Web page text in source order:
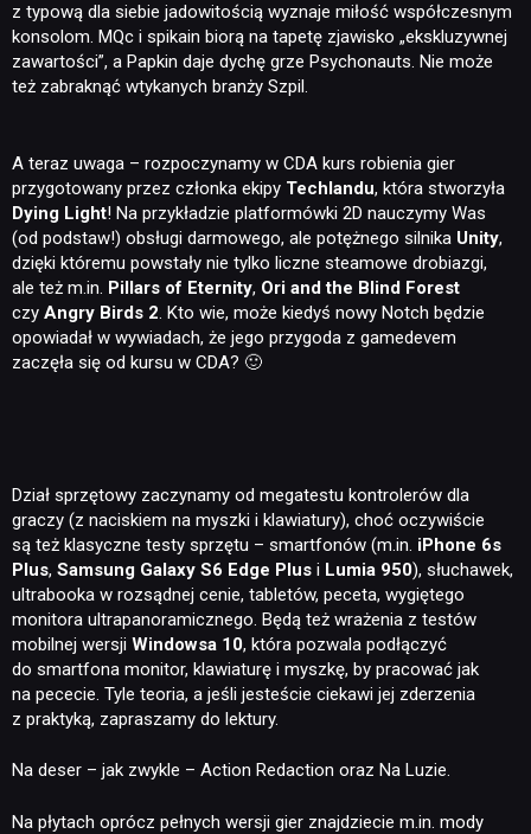
z typową dla siebie jadowitością wyznaje miłość współczesnym
konsolom. MQc i spikain biorą na tapetę zjawisko „ekskluzywnej
zawartości”, a Papkin daje dychę grze Psychonauts. Nie może
też zabraknąć wtykanych branży Szpil.
A teraz uwaga – rozpoczynamy w CDA kurs robienia gier
przygotowany przez członka ekipy Techlandu, która stworzyła
Dying Light! Na przykładzie platformówki 2D nauczymy Was
(od podstaw!) obsługi darmowego, ale potężnego silnika Unity,
dzięki któremu powstały nie tylko liczne steamowe drobiazgi,
ale też m.in. Pillars of Eternity, Ori and the Blind Forest
czy Angry Birds 2. Kto wie, może kiedyś nowy Notch będzie
opowiadał w wywiadach, że jego przygoda z gamedevem
zaczęła się od kursu w CDA? 🙂
Dział sprzętowy zaczynamy od megatestu kontrolerów dla
graczy (z naciskiem na myszki i klawiatury), choć oczywiście
są też klasyczne testy sprzętu – smartfonów (m.in. iPhone 6s
Plus, Samsung Galaxy S6 Edge Plus i Lumia 950), słuchawek,
ultrabooka w rozsądnej cenie, tabletów, peceta, wygiętego
monitora ultrapanoramicznego. Będą też wrażenia z testów
mobilnej wersji Windowsa 10, która pozwala podłączyć
do smartfona monitor, klawiaturę i myszkę, by pracować jak
na pececie. Tyle teoria, a jeśli jesteście ciekawi jej zderzenia
z praktyką, zapraszamy do lektury.
Na deser – jak zwykle – Action Redaction oraz Na Luzie.
Na płytach oprócz pełnych wersji gier znajdziecie m.in. mody